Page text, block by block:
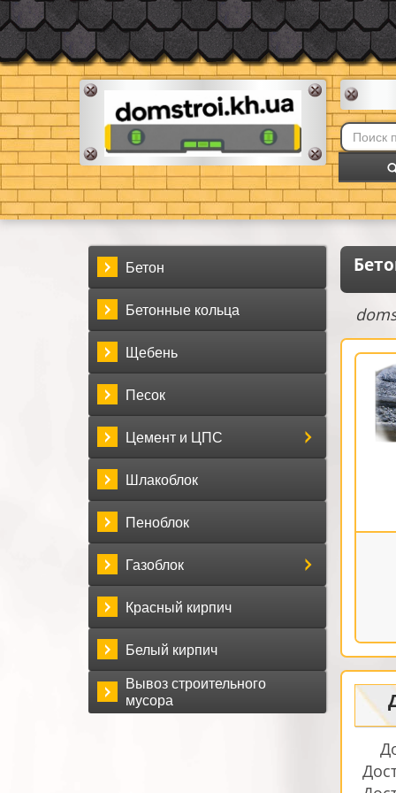
Бетон
Бетонные кольца
Щебень
Песок
Цемент и ЦПС
Шлакоблок
Пеноблок
Газоблок
Красный кирпич
Белый кирпич
Вывоз строительного
мусора